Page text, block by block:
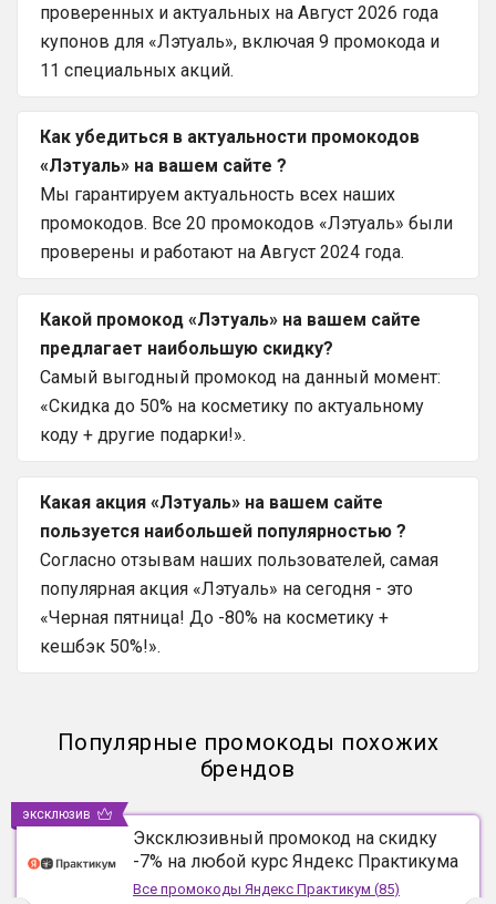
проверенных и актуальных на Август 2026 года
купонов для «Лэтуаль», включая 9 промокода и
11 специальных акций.
Как убедиться в актуальности промокодов
«Лэтуаль» на вашем сайте ?
Мы гарантируем актуальность всех наших
промокодов. Все 20 промокодов «Лэтуаль» были
проверены и работают на Август 2024 года.
Какой промокод «Лэтуаль» на вашем сайте
предлагает наибольшую скидку?
Самый выгодный промокод на данный момент:
«Скидка до 50% на косметику по актуальному
коду + другие подарки!».
Какая акция «Лэтуаль» на вашем сайте
пользуется наибольшей популярностью ?
Согласно отзывам наших пользователей, самая
популярная акция «Лэтуаль» на сегодня - это
«Черная пятница! До -80% на косметику +
кешбэк 50%!».
Популярные промокоды похожих
брендов
Эксклюзивный промокод на скидку
-7% на любой курс Яндекс Практикума
Все промокоды Яндекс Практикум (85)
эксклюзив